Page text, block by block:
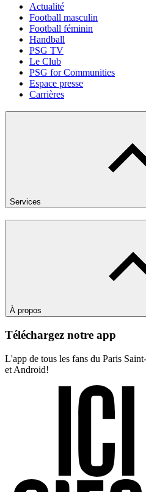
Actualité
Football masculin
Football féminin
Handball
PSG TV
Le Club
PSG for Communities
Espace presse
Carrières
Services
À propos
Téléchargez notre app
L'app de tous les fans du Paris
et Android!